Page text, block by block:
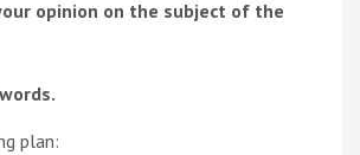
opinion on the subject of the
plan: